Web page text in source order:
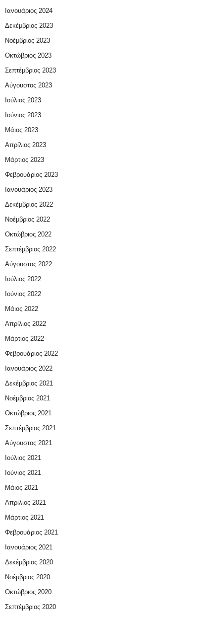
Ιανουάριος 2024
Δεκέμβριος 2023
Νοέμβριος 2023
Οκτώβριος 2023
Σεπτέμβριος 2023
Αύγουστος 2023
Ιούλιος 2023
Ιούνιος 2023
Μάιος 2023
Απρίλιος 2023
Μάρτιος 2023
Φεβρουάριος 2023
Ιανουάριος 2023
Δεκέμβριος 2022
Νοέμβριος 2022
Οκτώβριος 2022
Σεπτέμβριος 2022
Αύγουστος 2022
Ιούλιος 2022
Ιούνιος 2022
Μάιος 2022
Απρίλιος 2022
Μάρτιος 2022
Φεβρουάριος 2022
Ιανουάριος 2022
Δεκέμβριος 2021
Νοέμβριος 2021
Οκτώβριος 2021
Σεπτέμβριος 2021
Αύγουστος 2021
Ιούλιος 2021
Ιούνιος 2021
Μάιος 2021
Απρίλιος 2021
Μάρτιος 2021
Φεβρουάριος 2021
Ιανουάριος 2021
Δεκέμβριος 2020
Νοέμβριος 2020
Οκτώβριος 2020
Σεπτέμβριος 2020